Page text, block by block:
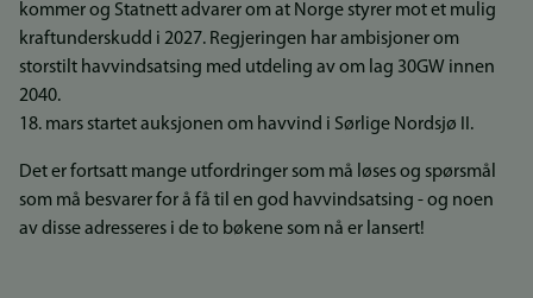
kommer og Statnett advarer om at Norge styrer mot et mulig
kraftunderskudd i 2027. Regjeringen har ambisjoner om
storstilt havvindsatsing med utdeling av om lag 30GW innen
2040.
18. mars startet auksjonen om havvind i Sørlige Nordsjø II.
Det er fortsatt mange utfordringer som må løses og spørsmål
som må besvarer for å få til en god havvindsatsing - og noen
av disse adresseres i de to bøkene som nå er lansert!